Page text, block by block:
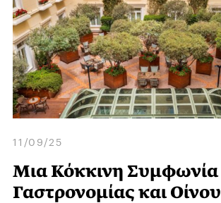
11/09/25
Μια Κόκκινη Συμφωνία
Γαστρονομίας και Οίνου